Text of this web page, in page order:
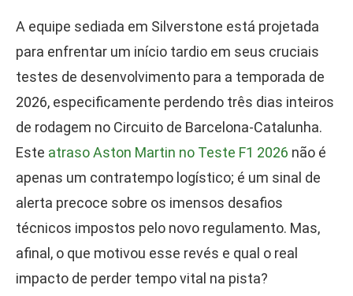
A equipe sediada em Silverstone está projetada
para enfrentar um início tardio em seus cruciais
testes de desenvolvimento para a temporada de
2026, especificamente perdendo três dias inteiros
de rodagem no Circuito de Barcelona-Catalunha.
Este atraso Aston Martin no Teste F1 2026 não é
apenas um contratempo logístico; é um sinal de
alerta precoce sobre os imensos desafios
técnicos impostos pelo novo regulamento. Mas,
afinal, o que motivou esse revés e qual o real
impacto de perder tempo vital na pista?